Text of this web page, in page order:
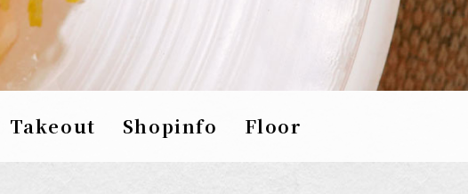
Takeout Shopinfo Floor